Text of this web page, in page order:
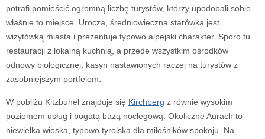
potrafi pomieścić ogromną liczbę turystów, którzy upodobali sobie
właśnie to miejsce. Urocza, średniowieczna starówka jest
wizytówką miasta i prezentuje typowo alpejski charakter. Sporo tu
restauracji z lokalną kuchnią, a przede wszystkim ośrodków
odnowy biologicznej, kasyn nastawionych raczej na turystów z
zasobniejszym portfelem.
W pobliżu Kitzbuhel znajduje się Kirchberg z równie wysokim
poziomem usług i bogatą bazą noclegową. Okoliczne Aurach to
niewielka wioska, typowo tyrolska dla miłośników spokoju. Na